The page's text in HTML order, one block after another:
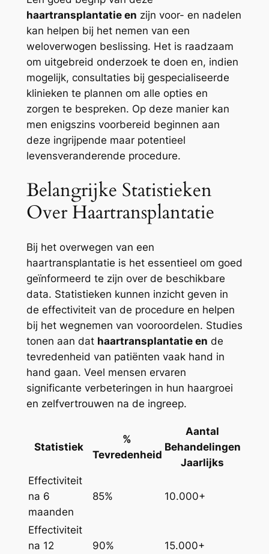
haartransplantatie en zijn voor- en nadelen
kan helpen bij het nemen van een
weloverwogen beslissing. Het is raadzaam
om uitgebreid onderzoek te doen en, indien
mogelijk, consultaties bij gespecialiseerde
klinieken te plannen om alle opties en
zorgen te bespreken. Op deze manier kan
men enigszins voorbereid beginnen aan
deze ingrijpende maar potentieel
levensveranderende procedure.
Belangrijke Statistieken
Over Haartransplantatie
Bij het overwegen van een
haartransplantatie is het essentieel om goed
geïnformeerd te zijn over de beschikbare
data. Statistieken kunnen inzicht geven in
de effectiviteit van de procedure en helpen
bij het wegnemen van vooroordelen. Studies
tonen aan dat haartransplantatie en de
tevredenheid van patiënten vaak hand in
hand gaan. Veel mensen ervaren
significante verbeteringen in hun haargroei
en zelfvertrouwen na de ingreep.
Statistiek
%
Tevredenheid
Aantal
Behandelingen
Jaarlijks
Effectiviteit
na 6
maanden
85% 10.000+
Effectiviteit
na 12
90% 15.000+